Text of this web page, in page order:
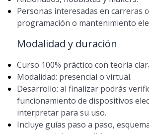
Personas interesadas en carreras
programación o mantenimiento
Modalidad y duración
Curso 100% práctico con teoría
Modalidad: presencial o virtual.
Desarrollo: al finalizar podrás
funcionamiento de dispositivos
interpretar para su uso.
Incluye guías paso a paso,